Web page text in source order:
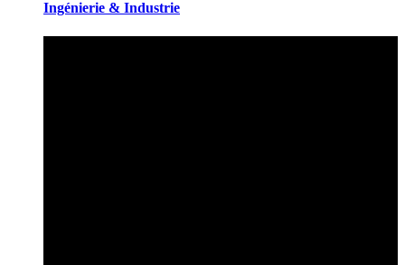
Ingénierie & Industrie